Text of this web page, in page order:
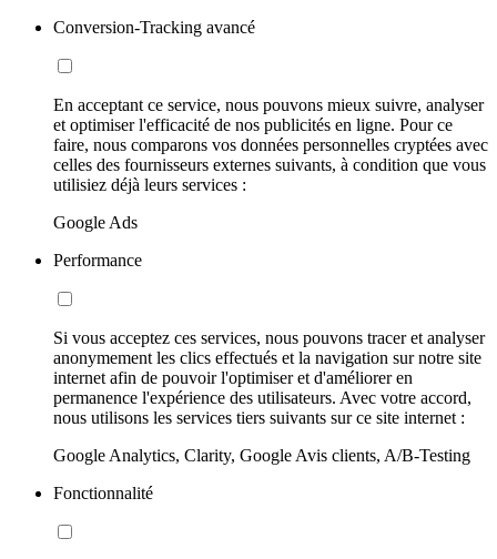
Conversion-Tracking avancé
En acceptant ce service, nous pouvons mieux suivre, analyser
et optimiser l'efficacité de nos publicités en ligne. Pour ce
faire, nous comparons vos données personnelles cryptées avec
celles des fournisseurs externes suivants, à condition que vous
utilisiez déjà leurs services :
Google Ads
Performance
Si vous acceptez ces services, nous pouvons tracer et analyser
anonymement les clics effectués et la navigation sur notre site
internet afin de pouvoir l'optimiser et d'améliorer en
permanence l'expérience des utilisateurs. Avec votre accord,
nous utilisons les services tiers suivants sur ce site internet :
Google Analytics, Clarity, Google Avis clients, A/B-Testing
Fonctionnalité